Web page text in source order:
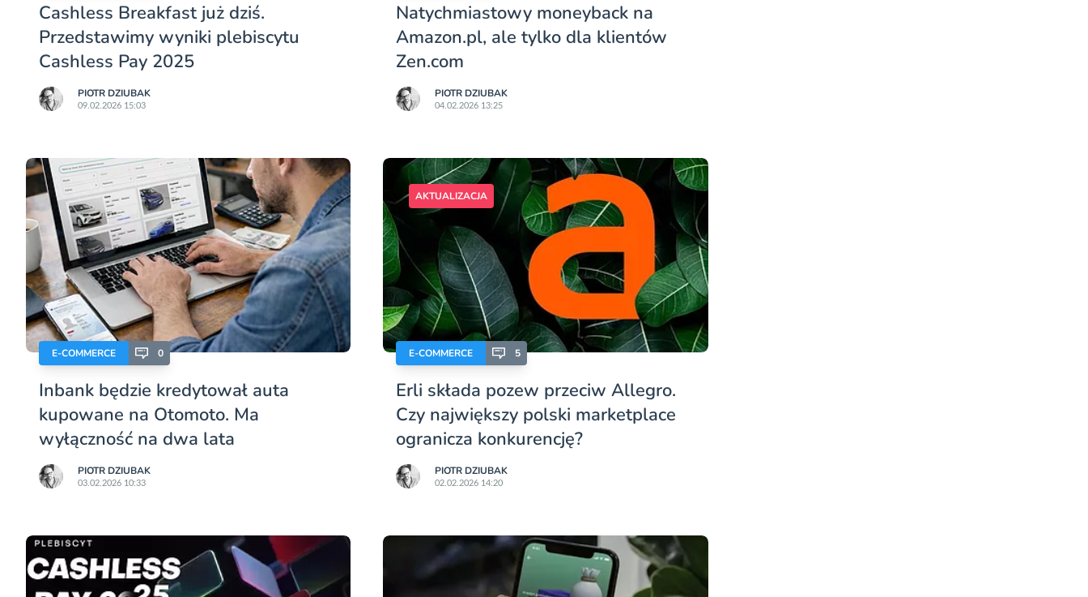
Cashless Breakfast już dziś.
Przedstawimy wyniki plebiscytu
Cashless Pay 2025
PIOTR DZIUBAK
09.02.2026 15:03
Natychmiastowy moneyback na
Amazon.pl, ale tylko dla klientów
Zen.com
PIOTR DZIUBAK
04.02.2026 13:25
E-COMMERCE 0
Inbank będzie kredytował auta
kupowane na Otomoto. Ma
wyłączność na dwa lata
PIOTR DZIUBAK
03.02.2026 10:33
AKTUALIZACJA
E-COMMERCE 5
Erli składa pozew przeciw Allegro.
Czy największy polski marketplace
ogranicza konkurencję?
PIOTR DZIUBAK
02.02.2026 14:20